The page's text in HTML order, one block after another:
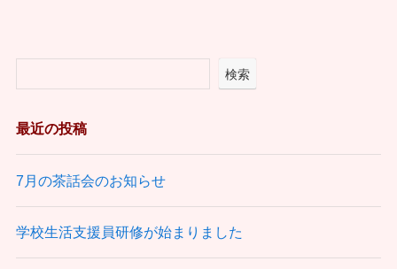
検索
最近の投稿
7月の茶話会のお知らせ
学校生活支援員研修が始まりました